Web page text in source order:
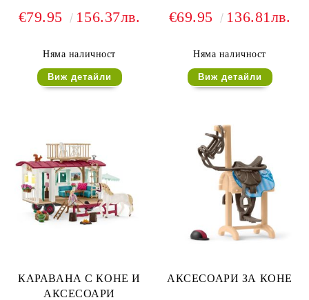
€79.95 156.37лв.
Няма наличност
Виж детайли
€69.95 136.81лв.
Няма наличност
Виж детайли
КАРАВАНА С КОНЕ И
АКСЕСОАРИ
АКСЕСОАРИ ЗА КОНЕ